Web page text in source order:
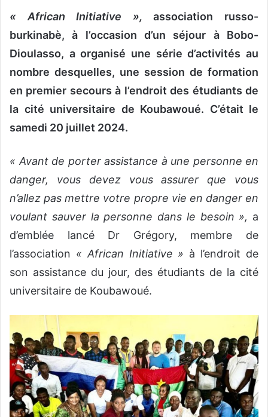
« African Initiative », association russo-
burkinabè, à l’occasion d’un séjour à Bobo-
Dioulasso, a organisé une série d’activités au
nombre desquelles, une session de formation
en premier secours à l’endroit des étudiants de
la cité universitaire de Koubawoué. C’était le
samedi 20 juillet 2024.
« Avant de porter assistance à une personne en
danger, vous devez vous assurer que vous
n’allez pas mettre votre propre vie en danger en
voulant sauver la personne dans le besoin », a
d’emblée lancé Dr Grégory, membre de
l’association « African Initiative » à l’endroit de
son assistance du jour, des étudiants de la cité
universitaire de Koubawoué.